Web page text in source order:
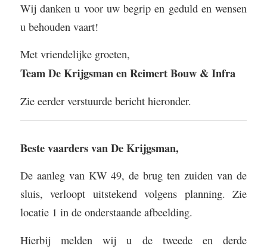
Wij danken u voor uw begrip en geduld en wensen
u behouden vaart!
Met vriendelijke groeten,
Team De Krijgsman en Reimert Bouw & Infra
Zie eerder verstuurde bericht hieronder.
Beste vaarders van De Krijgsman,
De aanleg van KW 49, de brug ten zuiden van de
sluis, verloopt uitstekend volgens planning. Zie
locatie 1 in de onderstaande afbeelding.
Hierbij melden wij u de tweede en derde